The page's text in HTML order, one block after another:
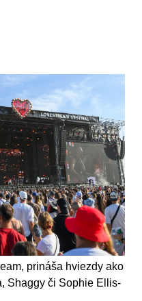
prináša hviezdy ako
Shaggy či Sophie Ellis-